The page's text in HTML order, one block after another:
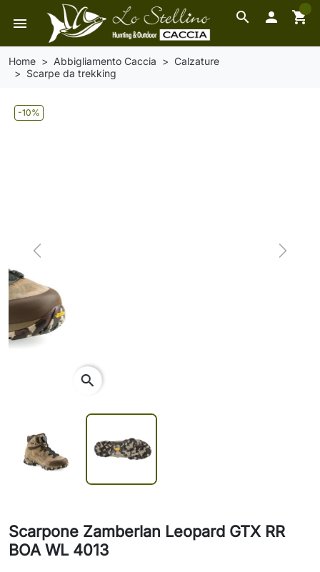
search
menu  shopping_cart
0
Home Abbigliamento Caccia
Calzature
Scarpe da trekking
-10%
Previous Next
Scarpone Zamberlan Leopard GTX RR
BOA WL 4013